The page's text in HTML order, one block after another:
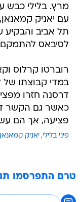
מרץ. בלילי כבש
עם יאניק
תל אביב והבקיע
לסיבאס
רוברטו קרלוס
במדי קבוצתו של
דרסנה חזרו
כאשר גם הקשר
פציעה, אך הם
פיני בלילי יאניק
טרם התפרסמו